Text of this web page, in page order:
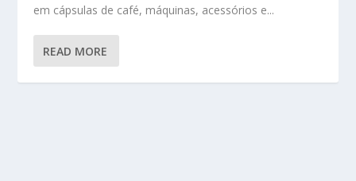
em cápsulas de café, máquinas, acessórios e...
READ MORE